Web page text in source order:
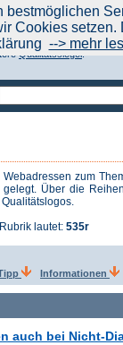
Webadressen zum
Über die
lautet: 535r
Informationen
auch bei Nicht-
Nachrichten|
Qualitätssiegel.
bestmöglichen
Cookies
--> mehr